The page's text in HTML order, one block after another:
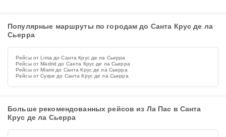
Популярные маршруты по городам до Санта Крус де ла
Сьерра
Рейсы от Lima до Санта Крус де ла Сьерра
Рейсы от Madrid до Санта Крус де ла Сьерра
Рейсы от Miami до Санта Крус де ла Сьерра
Рейсы от Сукре до Санта Крус де ла Сьерра
Больше рекомендованных рейсов из Ла Пас в Санта
Крус де ла Сьерра